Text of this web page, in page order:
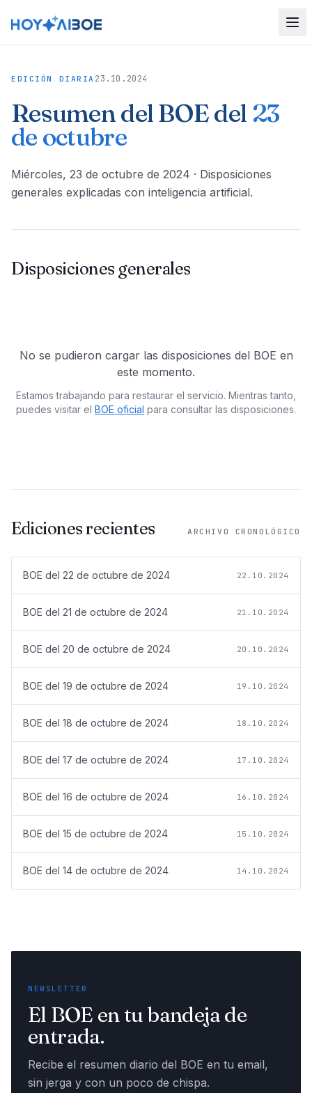
EDICIÓN DIARIA 23.10.2024
Resumen del BOE del 23
de octubre
miércoles, 23 de octubre de 2024 · Disposiciones
generales explicadas con inteligencia artificial.
Disposiciones generales
No se pudieron cargar las disposiciones del BOE en
este momento.
Estamos trabajando para restaurar el servicio. Mientras tanto,
puedes visitar el BOE oficial para consultar las disposiciones.
Ediciones recientes ARCHIVO CRONOLÓGICO
BOE del 22 de octubre de 2024 22.10.2024
BOE del 21 de octubre de 2024 21.10.2024
BOE del 20 de octubre de 2024 20.10.2024
BOE del 19 de octubre de 2024 19.10.2024
BOE del 18 de octubre de 2024 18.10.2024
BOE del 17 de octubre de 2024 17.10.2024
BOE del 16 de octubre de 2024 16.10.2024
BOE del 15 de octubre de 2024 15.10.2024
BOE del 14 de octubre de 2024 14.10.2024
NEWSLETTER
El BOE en tu bandeja de
entrada.
Recibe el resumen diario del BOE en tu email,
sin jerga y con un poco de chispa.